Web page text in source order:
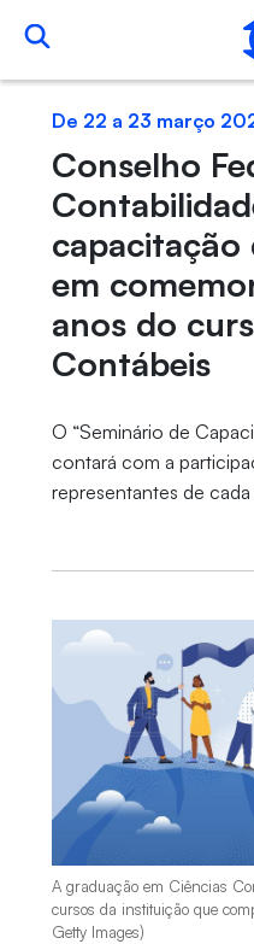
Pular para o Conteúdo
De 22 a 23 março
Conselho
capacitação
em
anos do
Contábeis
O “Seminário de
contará com a
representantes de
A graduação em Ciências
cursos da instituição que
Getty Images)